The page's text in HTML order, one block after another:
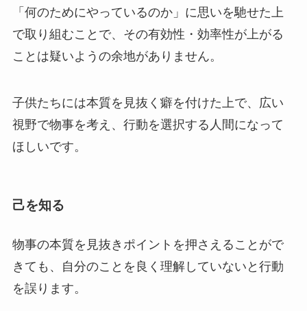
「何のためにやっているのか」に思いを馳せた上
で取り組むことで、その有効性・効率性が上がる
ことは疑いようの余地がありません。
子供たちには本質を見抜く癖を付けた上で、広い
視野で物事を考え、行動を選択する人間になって
ほしいです。
己を知る
物事の本質を見抜きポイントを押さえることがで
きても、自分のことを良く理解していないと行動
を誤ります。